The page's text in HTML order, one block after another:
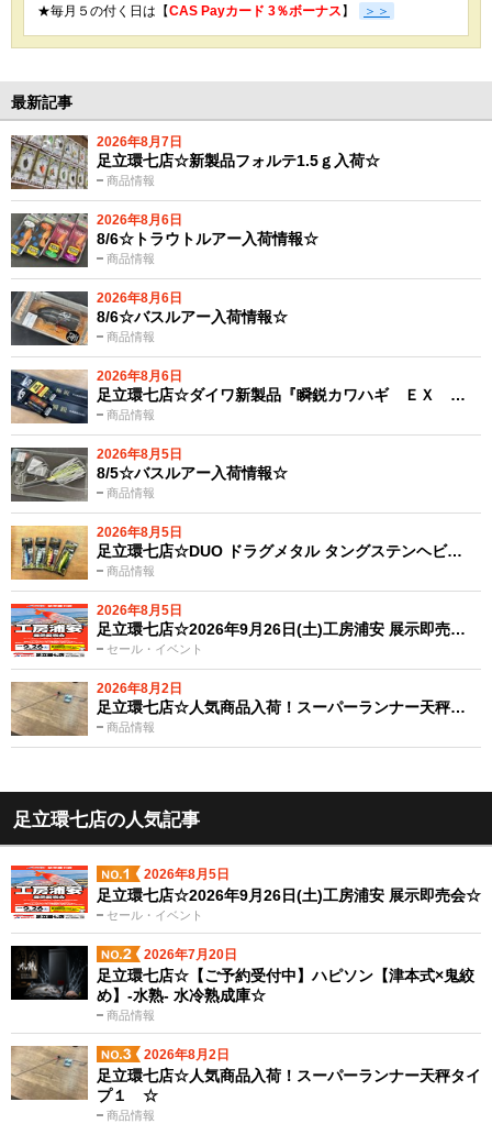
★毎月５の付く日は【CAS Payカード 3％ボーナス 】 ＞＞
最新記事
2026年8月7日
商品情報
足立環七店☆新製品フォルテ1.5ｇ入荷☆
2026年8月6日
商品情報
8/6☆トラウトルアー入荷情報☆
2026年8月6日
商品情報
8/6☆バスルアー入荷情報☆
2026年8月6日
商品情報
足立環七店☆ダイワ新製品『瞬鋭カワハギ ＥＸ …
2026年8月5日
商品情報
8/5☆バスルアー入荷情報☆
2026年8月5日
商品情報
足立環七店☆DUO ドラグメタル タングステンヘビ…
2026年8月5日
セール・イベント
足立環七店☆2026年9月26日(土)工房浦安 展示即売…
2026年8月2日
商品情報
足立環七店☆人気商品入荷！スーパーランナー天秤…
足立環七店の人気記事
2026年8月5日
セール・イベント
足立環七店☆2026年9月26日(土)工房浦安 展示即売会☆
2026年7月20日
商品情報
足立環七店☆【ご予約受付中】ハピソン【津本式×鬼絞
め】-水熟- 水冷熟成庫☆
2026年8月2日
商品情報
足立環七店☆人気商品入荷！スーパーランナー天秤タイ
プ１ ☆